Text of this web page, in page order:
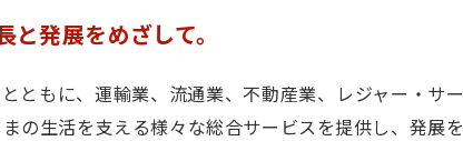
発展をめざして。
ともに、運輸業、流通業、不動産業、レジャー・サー
の生活を支える様々な総合サービスを提供し、発展を